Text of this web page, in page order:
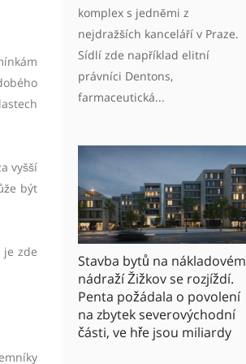
vyšší
být
je zde
komplex s jedněmi z
nejdražších kanceláří v Praze.
Sídlí zde například elitní
právníci Dentons,
farmaceutická...
Stavba bytů na nákladovém
nádraží Žižkov se rozjíždí.
Penta požádala o povolení
na zbytek severovýchodní
části, ve hře jsou miliardy